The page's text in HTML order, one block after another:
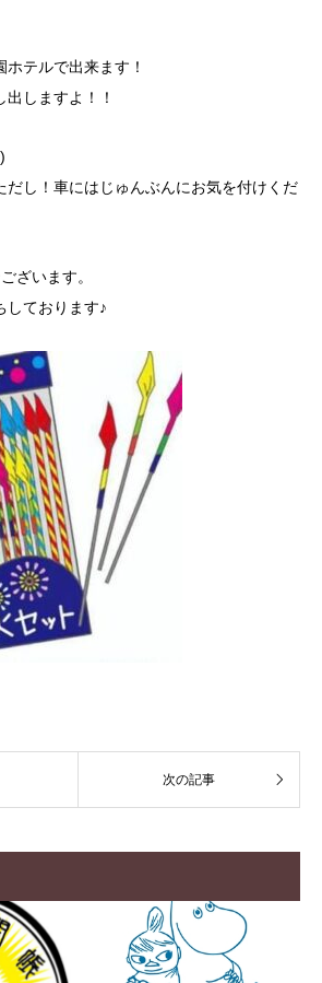
テルで出来ます！
出しますよ！！
だし！車にはじゅんぶんにお気を付けくだ
ざいます。
しております♪